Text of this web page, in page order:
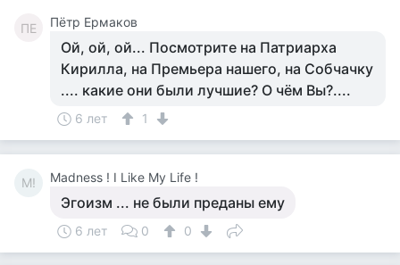
ПЕ Пётр Ермаков
Ой, ой, ой... Посмотрите на Патриарха
Кирилла, на Премьера нашего, на Собчачку
.... какие они были лучшие? О чём Вы?....
6 лет 1
M! Madness ! I Like My Life !
Эгоизм ... не были преданы ему
6 лет 0 0